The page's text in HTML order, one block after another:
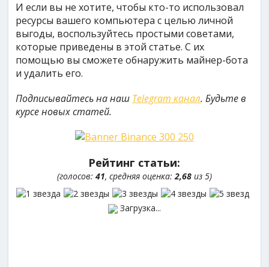
И если вы не хотите, чтобы кто-то использовал
ресурсы вашего компьютера с целью личной
выгоды, воспользуйтесь простыми советами,
которые приведены в этой статье. С их
помощью вы сможете обнаружить майнер-бота
и удалить его.
Подписывайтесь на наш Telegram канал. Будьте в
курсе новых статей.
Рейтинг статьи:
(голосов: 41, средняя оценка:2,68из 5)
Загрузка...